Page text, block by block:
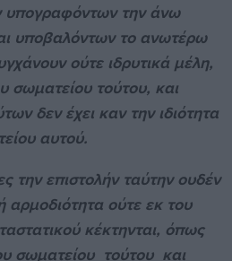
υπογραφόντων την άνω
υποβαλόντων το ανωτέρω
ούτε ιδρυτικά μέλη,
σωματείου τούτου, και
δεν έχει καν την ιδιότητα
αυτού.
την επιστολήν ταύτην ουδέν
ούτε εκ του
κέκτηνται, όπως
σωματείου τούτου και